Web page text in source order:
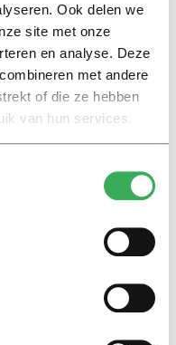
Ook delen we
site met onze
en analyse. Deze
met andere
of die ze hebben
van hun services.
besloot in mei
en Hebrew